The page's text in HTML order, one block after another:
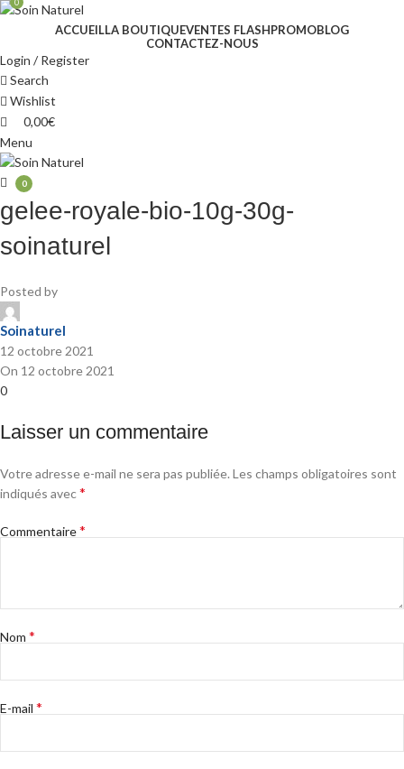
ACCUEILLA BOUTIQUEVENTES FLASHPROMOBLOG
CONTACTEZ-NOUS
Login / Register
Search
Wishlist
0
0,00€
Menu
0
gelee-royale-bio-10g-30g-
soinaturel
Posted by
Soinaturel
12 octobre 2021
On 12 octobre 2021
0
Laisser un commentaire
Votre adresse e-mail ne sera pas publiée. Les champs obligatoires sont
indiqués avec*
Commentaire*
Nom *
E-mail *